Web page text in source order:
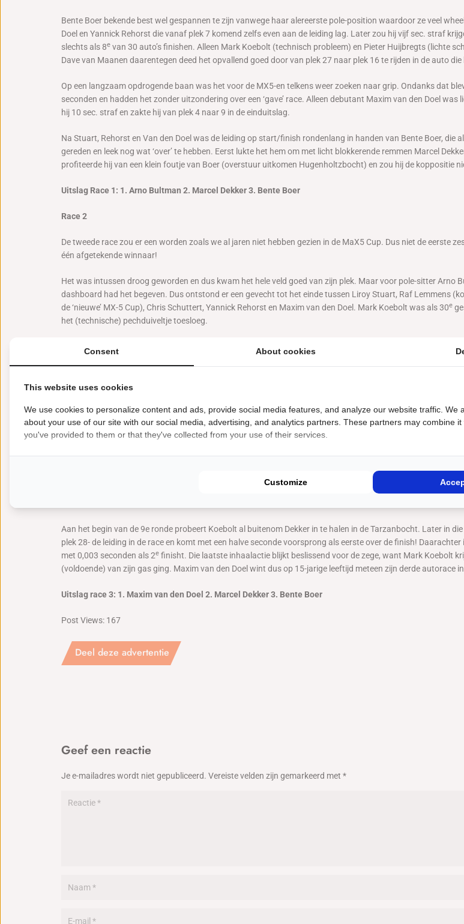
Bente Boer bekende best wel gespannen te zijn vanwege haar alereerste pole-position waardoor ze veel
Doel en Yannick Rehorst die vanaf plek 7 komend zelfs even aan de leiding lag. Later zou hij vijf sec. straf
slechts als 8e van 30 auto’s finishen. Alleen Mark Koebolt (technisch probleem) en Pieter Huijbregts (lichte
Dave van Maanen daarentegen deed het opvallend goed door van plek 27 naar plek 16 te rijden in de auto
Op een langzaam opdrogende baan was het voor de MX5-en telkens weer zoeken naar grip. Ondanks dat
seconden en hadden het zonder uitzondering over een ‘gave’ race. Alleen debutant Maxim van den Doel
hij 10 sec. straf en zakte hij van plek 4 naar 9 in de einduitslag.
Na Stuart, Rehorst en Van den Doel was de leiding op start/finish rondenlang in handen van Bente Boer, die
gereden en leek nog wat ‘over’ te hebben. Eerst lukte het hem om met licht blokkerende remmen Marcel
profiteerde hij van een klein foutje van Boer (overstuur uitkomen Hugenholtzbocht) en zou hij de koppositie
Uitslag Race 1: 1. Arno Bultman 2. Marcel Dekker 3. Bente Boer
Race 2
De tweede race zou er een worden zoals we al jaren niet hebben gezien in de MaX5 Cup. Dus niet de eerste
één afgetekende winnaar!
Het was intussen droog geworden en dus kwam het hele veld goed van zijn plek. Maar voor pole-sitter Arno
dashboard had het begeven. Dus ontstond er een gevecht tot het einde tussen Liroy Stuart, Raf Lemmens
de ‘nieuwe’ MX-5 Cup), Chris Schuttert, Yannick Rehorst en Maxim van den Doel. Mark Koebolt was als 30e
het (technische) pechduiveltje toesloeg.
Helemaal vooraan was er één iemand die het uitstekend naar zijn zin had. Marcel Dekker nam al in de
zijn slipstream. Terwijl hij na vier rondes een voorsprong van zes seconden had opgebouwd kon hij het zich
Uiteindelijk ging hij na 10 rondes van links naar rechts ‘weavend’ de finishlijn over. De snelste ronde van de
Race 3
Toch weer regen in race 3 waardoor een aantal toppers uit race 1 opnieuw kwamen ‘bovendrijven’. Maar
Hugenholtzbocht op de kerbstones strandde en vol geramd werd door een aanstormende Pieter Huijbregts.
hervatting onder ‘code 60’. Vanuit het achterveld begonnen Mark Koebolt, Arno Bultman en Dick van Rij
Koebolt bleef tot het einde snelle rondes rijden en meldde zich in de kopgroep die verder bestond uit Marcel
Aan het begin van de 9e ronde probeert Koebolt al buitenom Dekker in te halen in de Tarzanbocht. Later in
plek 28- de leiding in de race en komt met een halve seconde voorsprong als eerste over de finish!
met 0,003 seconden als 2e finisht. Die laatste inhaalactie blijkt beslissend voor de zege, want Mark Koebolt
(voldoende) van zijn gas ging. Maxim van den Doel wint dus op 15-jarige leeftijd meteen zijn derde autorace
Uitslag race 3: 1. Maxim van den Doel 2. Marcel Dekker 3. Bente Boer
Post Views: 167
Deel deze advertentie
Geef een reactie
Je e-mailadres wordt niet gepubliceerd. Vereiste velden zijn gemarkeerd met *
Consent About cookies
This website uses cookies
We use cookies to personalize content and ads, provide social media features, and analyze our website traffic. We
about your use of our site with our social media, advertising, and analytics partners. These partners may combine
you've provided to them or that they've collected from your use of their services.
Customize